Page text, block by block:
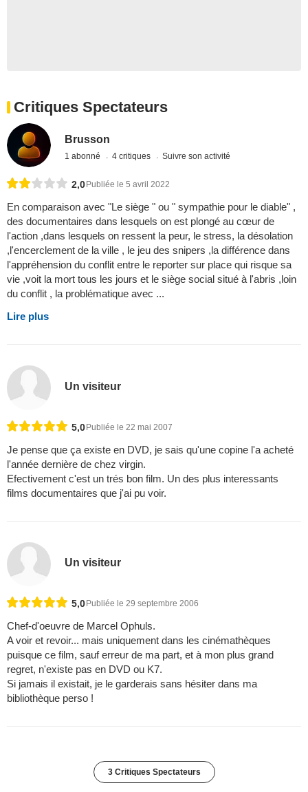
Critiques Spectateurs
Brusson
1 abonné 4 critiques Suivre son activité
2,0 Publiée le 5 avril 2022
En comparaison avec "Le siège " ou " sympathie pour le diable" ,
des documentaires dans lesquels on est plongé au cœur de
l'action ,dans lesquels on ressent la peur, le stress, la désolation
,l'encerclement de la ville , le jeu des snipers ,la différence dans
l'appréhension du conflit entre le reporter sur place qui risque sa
vie ,voit la mort tous les jours et le siège social situé à l'abris ,loin
du conflit , la problématique avec ...
Lire plus
Un visiteur
5,0Publiée le 22 mai 2007
Je pense que ça existe en DVD, je sais qu'une copine l'a acheté
l'année dernière de chez virgin.
Efectivement c'est un trés bon film. Un des plus interessants
films documentaires que j'ai pu voir.
Un visiteur
5,0Publiée le 29 septembre 2006
Chef-d'oeuvre de Marcel Ophuls.
A voir et revoir... mais uniquement dans les cinémathèques
puisque ce film, sauf erreur de ma part, et à mon plus grand
regret, n'existe pas en DVD ou K7.
Si jamais il existait, je le garderais sans hésiter dans ma
bibliothèque perso !
3 Critiques Spectateurs